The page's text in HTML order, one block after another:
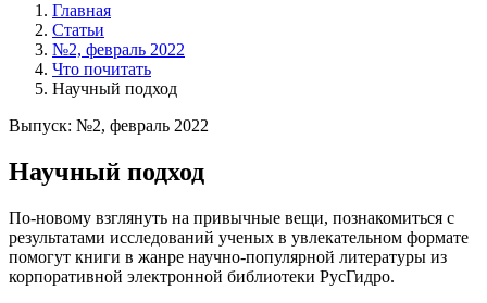
Главная
Статьи
№2, февраль 2022
Что почитать
Научный подход
Выпуск: №2, февраль 2022
Научный подход
По-новому взглянуть на привычные вещи, познакомиться с
результатами исследований ученых в увлекательном формате
помогут книги в жанре научно-популярной литературы из
корпоративной электронной библиотеки РусГидро.